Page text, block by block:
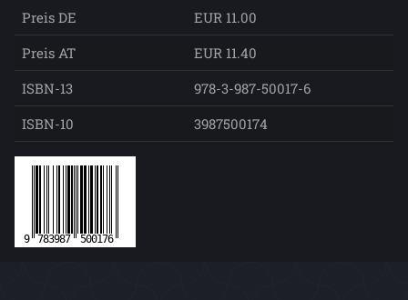
Preis DE
EUR 11.00
Preis AT
EUR 11.40
ISBN-13
978-3-987-50017-6
ISBN-10
3987500174